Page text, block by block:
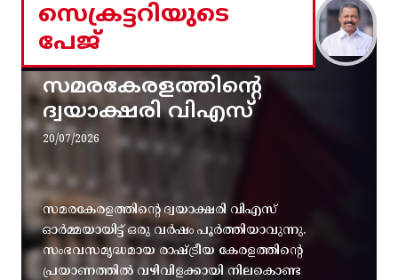
സെക്രട്ടറിയുടെ
പേജ്
സമരകേരളത്തിൻ്റെ
ദ്വയാക്ഷരി വിഎസ്
20/07/2026
സമരകേരളത്തിൻ്റെ ദ്വയാക്ഷരി വിഎസ്
ഓർമ്മയായിട്ട് ഒരു വർഷം പൂർത്തിയാവുന്നു.
സംഭവസമൃദ്ധമായ രാഷ്ട്രീയ കേരളത്തിന്റെ
പ്രയാണത്തിൽ വഴിവിളക്കായി നിലകൊണ്ട